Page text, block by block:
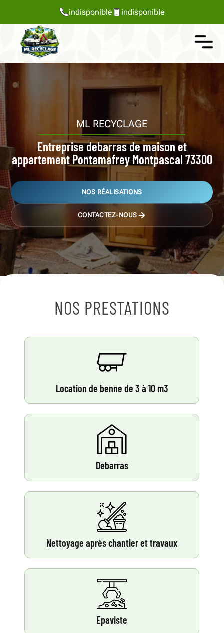
indisponible indisponible
ML RECYCLAGE
Entreprise debarras de maison et
appartement Pontamafrey Montpascal 73300
NOS RÉALISATIONS
CONTACTEZ-NOUS
NOS PRESTATIONS
Location de benne de 3 à 10 m3
Debarras
Nettoyage après chantier et travaux
Epaviste